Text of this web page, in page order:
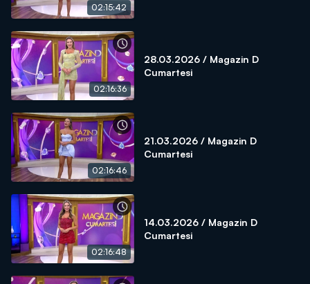
02:15:42
02:16:36
28.03.2026 / Magazin D
Cumartesi
02:16:46
21.03.2026 / Magazin D
Cumartesi
02:16:48
14.03.2026 / Magazin D
Cumartesi